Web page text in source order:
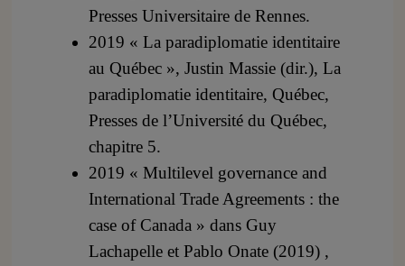
Presses Universitaire de Rennes.
2019 « La paradiplomatie identitaire
au Québec », Justin Massie (dir.), La
paradiplomatie identitaire, Québec,
Presses de l’Université du Québec,
chapitre 5.
2019 « Multilevel governance and
International Trade Agreements : the
case of Canada » dans Guy
Lachapelle et Pablo Onate (2019) ,